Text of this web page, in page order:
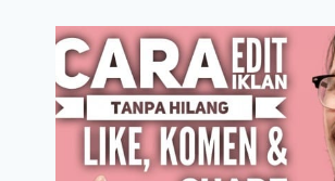
TAK
BERJALAN